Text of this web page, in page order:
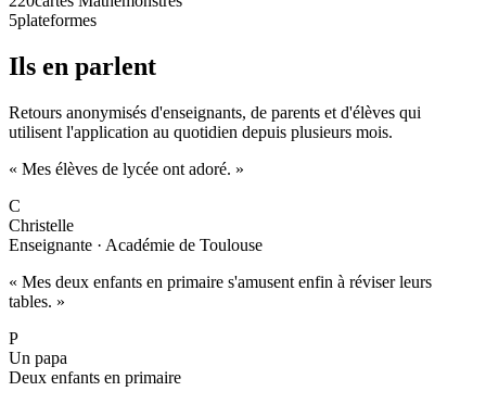
5plateformes
Ils en parlent
Retours anonymisés d'enseignants, de parents et d'élèves qui
utilisent l'application au quotidien depuis plusieurs mois.
« Mes élèves de lycée ont adoré. »
C
Christelle
Enseignante · Académie de Toulouse
« Mes deux enfants en primaire s'amusent enfin à réviser leurs
tables. »
P
Un papa
Deux enfants en primaire